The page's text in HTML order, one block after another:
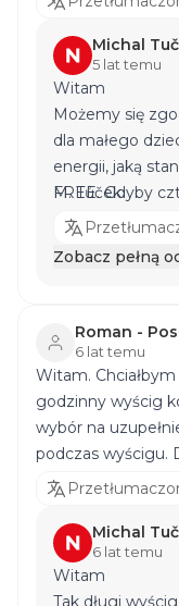
Michal
5 lat temu
Witam
Możemy się
dla małego
energii, jaką
FREE. Gdyby
(co najmniej 60
aktywności
tak małego
M. Tůček
Zobacz pełną
Roman -
6 lat temu
Witam.
godzinny wyścig
wybór na
podczas wyścigu.
Michal
6 lat temu
Witam
Tak długi